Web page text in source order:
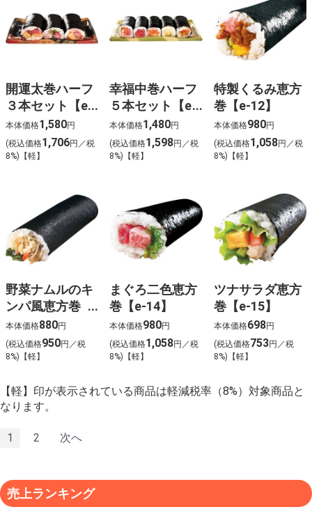
開運太巻ハーフ
３本セット【e-
10】
本体価格1,580円
(税込価格1,706円／税
8%)【軽】
幸福中巻ハーフ
５本セット【e-
11】
本体価格1,480円
(税込価格1,598円／税
8%)【軽】
特製くるみ恵方
巻【e-12】
本体価格980円
(税込価格1,058円／税
8%)【軽】
野菜ナムルのキ
ンパ風恵方巻
【e-13】
本体価格880円
(税込価格950円／税
8%)【軽】
まぐろ二色恵方
巻【e-14】
本体価格980円
(税込価格1,058円／税
8%)【軽】
ツナサラダ恵方
巻【e-15】
本体価格698円
(税込価格753円／税
8%)【軽】
【軽】印が表示されている商品は軽減税率（8%）対象商品と
なります。
1 2 次へ
売上ランキング